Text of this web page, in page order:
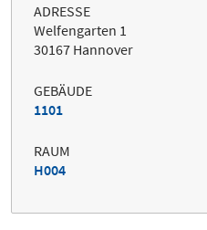
ADRESSE
Welfengarten 1
30167 Hannover
GEBÄUDE
1101
RAUM
H004